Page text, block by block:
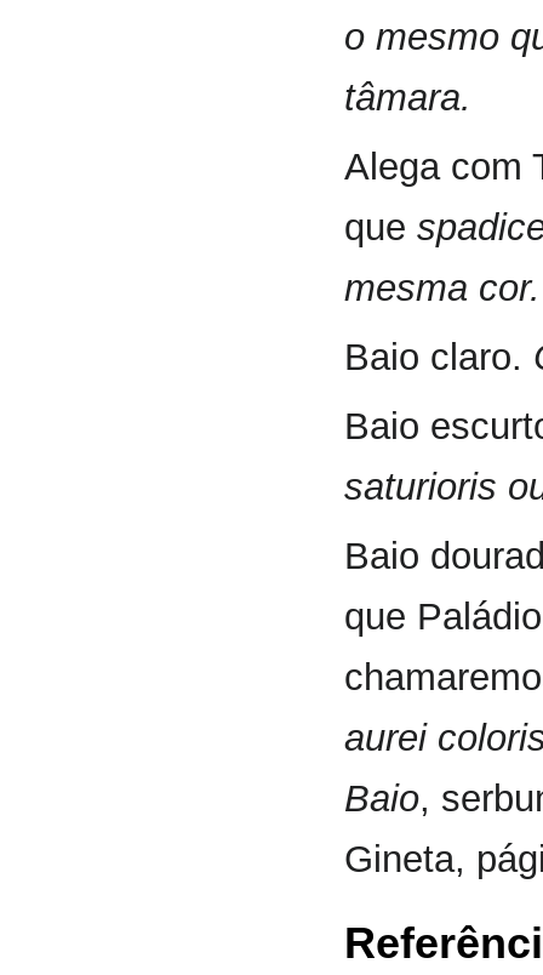
o mesmo
tâmara.
Alega com
que
mesma cor.
Baio claro.
Baio
saturioris
Baio
que
aurei
Baio,
Gineta,